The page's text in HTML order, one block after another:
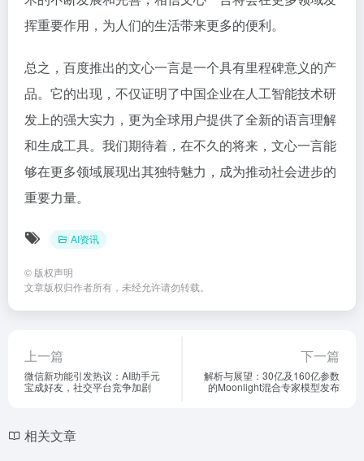
挥重要作用，为人们的生活带来更多的便利。
总之，百度推出的文心一言是一个具有里程碑意义的产
品。它的出现，不仅证明了中国企业在人工智能技术研
发上的强大实力，更为全球用户提供了全新的语言理解
和生成工具。我们期待着，在不久的将来，文心一言能
够在更多领域展现出其独特魅力，成为推动社会进步的
重要力量。
AI资讯
© 版权声明
文章版权归作者所有，未经允许请勿转载。
上一篇
微信新功能引发热议：AI助手元
宝成好友，社交平台竞争加剧
下一篇
解析与展望：30亿及160亿参数
的Moonlight混合专家模型发布
相关文章